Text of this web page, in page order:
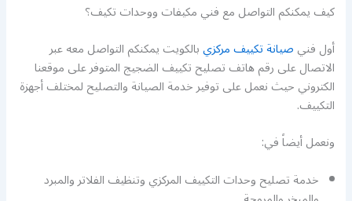
كيف يمكنكم التواصل مع فني مكيفات ووحدات تكيف؟
أول فنيصيانة تكييف مركزيبالكويت يمكنكم التواصل معه عبر
الاتصال على رقم هاتف تصليح تكييف الضجيج المتوفر على موقعنا
الكتروني حيث نعمل على توفير خدمة الصيانة والتصليح لمختلف أجهزة
التكييف.
ونعمل أيضاً في:
خدمة تصليح وحدات التكييف المركزي وتنظيف الفلاتر والمبرد